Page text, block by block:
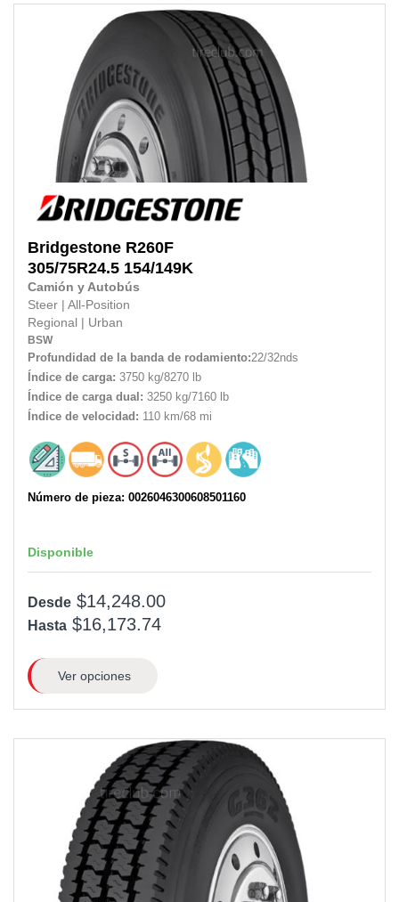
Bridgestone R260F
305/75R24.5 154/149K
Camión y Autobús
Steer | All-Position
Regional | Urban
BSW
Profundidad de la banda de rodamiento:22/32nds
Índice de carga: 3750 kg/8270 lb
Índice de carga dual: 3250 kg/7160 lb
Índice de velocidad: 110 km/68 mi
Número de pieza: 0026046300608501160
Disponible
Desde $14,248.00
Hasta $16,173.74
Ver opciones